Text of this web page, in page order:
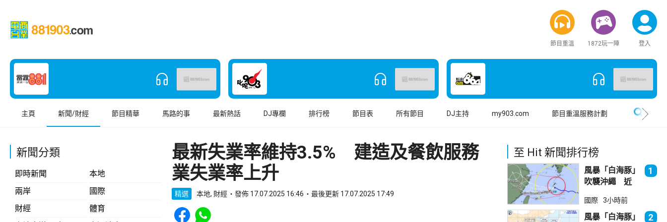
節目重溫 1872玩一陣 登入
主頁 新聞/財經 節目精華 馬路的事 最新熱話 DJ專欄 排行榜 節目表 所有節目 DJ主持 my903.com 節目重溫服務計劃
新聞分類
即時新聞
本地
兩岸
國際
財經
體育
最新失業率維持3.5% 建造及餐飲服務
業失業率上升
精選 本地, 財經 發佈 17.07.2025 16:46 最後更新 17.07.2025 17:49
Share to Facebook
Share to WhatsApp
至 Hit 新聞排行榜
風暴「白海豚」
吹襲沖繩 近
1
國際 3小時前
風暴「白海豚」 2